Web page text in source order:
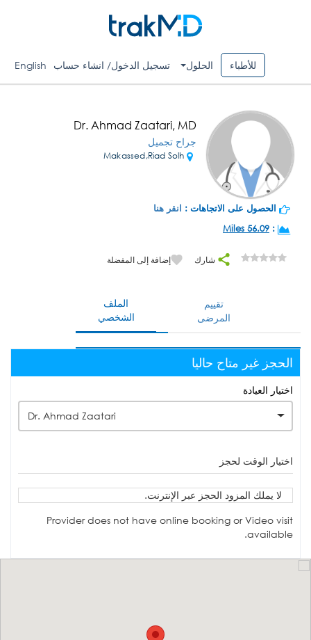
للأطباء الحلول تسجيل الدخول/ انشاء حساب English
Dr. Ahmad Zaatari, MD
جراح تجميل
الحصول على الاتجاهات : انقر هنا
:
56.09 Miles
شارك إضافة إلى المفضلة
الملف
الشخصي
تقييم
المرضى
الحجز غير متاح حاليا
اختيار العيادة
Dr. Ahmad Zaatari
اختيار الوقت لحجز
لا يملك المزود الحجز عبر الإنترنت.
Provider does not have online booking or Video visit
available.